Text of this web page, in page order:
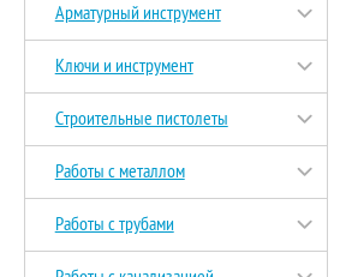
Арматурный инструмент
Ключи и инструмент
Строительные пистолеты
Работы с металлом
Работы с трубами